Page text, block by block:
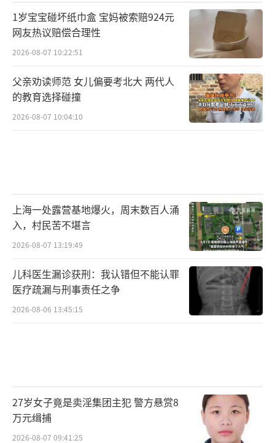
1岁宝宝碰坏纸巾盒 宝妈被索赔924元
网友热议赔偿合理性
2026-08-07 10:22:51
父亲劝读师范 女儿偏要考北大 两代人
的教育选择碰撞
2026-08-07 10:04:10
上海一处露营基地爆火，周末数百人涌
入，村民苦不堪言
2026-08-07 13:19:49
儿科医生漏诊获刑：我认错但不能认罪
医疗疏漏与刑事责任之争
2026-08-06 13:45:15
27岁女子竟是卖淫集团主犯 警方悬赏8
万元缉捕
2026-08-07 09:41:25